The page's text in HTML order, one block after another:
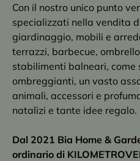
Con il nostro unico punto
specializzati nella vendita
giardinaggio, mobili e
terrazzi, barbecue,
stabilimenti balneari,
ombreggianti, un vasto
animali, accessori e
natalizi e tante idee regalo.
Dal 2021 Bia Home &
ordinario di